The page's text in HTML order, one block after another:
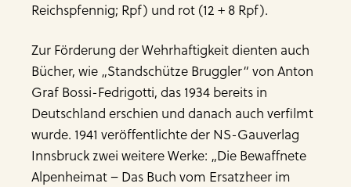
Reichspfennig; Rpf) und rot (12 + 8 Rpf).
Zur Förderung der Wehrhaftigkeit dienten auch
Bücher, wie „Standschütze Bruggler“ von Anton
Graf Bossi-Fedrigotti, das 1934 bereits in
Deutschland erschien und danach auch verfilmt
wurde. 1941 veröffentlichte der NS-Gauverlag
Innsbruck zwei weitere Werke: „Die Bewaffnete
Alpenheimat – Das Buch vom Ersatzheer im